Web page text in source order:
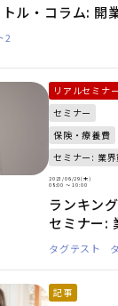
ル・コラム: 開
2
リアルセミナー
セミナー
保険・療養費
セミナー: 業
2023/06/29(木)
08:00 〜 10:00
ランキン
セミナー:
タグテスト
記事